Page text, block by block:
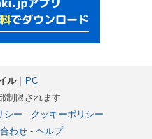
ル｜ PC
制限されます
シー - クッキーポリシー
わせ- ヘルプ